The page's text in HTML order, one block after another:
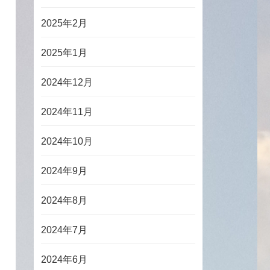
2025年2月
2025年1月
2024年12月
2024年11月
2024年10月
2024年9月
2024年8月
2024年7月
2024年6月